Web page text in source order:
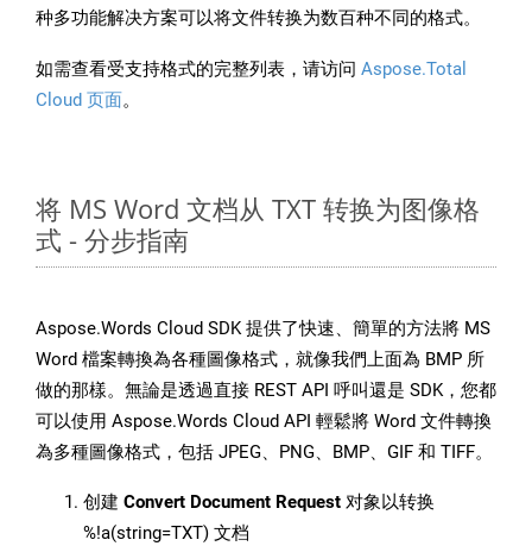
种多功能解决方案可以将文件转换为数百种不同的格式。
如需查看受支持格式的完整列表，请访问 Aspose.Total
Cloud 页面。
将 MS Word 文档从 TXT 转换为图像格
式 - 分步指南
Aspose.Words Cloud SDK 提供了快速、簡單的方法將 MS
Word 檔案轉換為各種圖像格式，就像我們上面為 BMP 所
做的那樣。無論是透過直接 REST API 呼叫還是 SDK，您都
可以使用 Aspose.Words Cloud API 輕鬆將 Word 文件轉換
為多種圖像格式，包括 JPEG、PNG、BMP、GIF 和 TIFF。
创建 Convert Document Request 对象以转换
%!a(string=TXT) 文档